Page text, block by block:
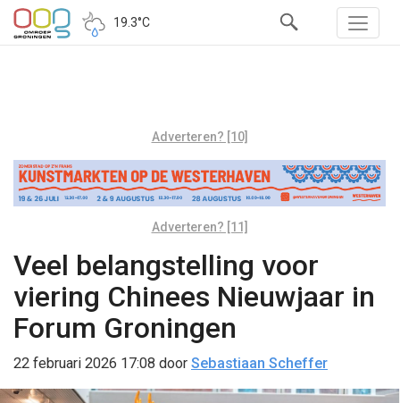
19.3°C
Adverteren? [10]
Adverteren? [11]
Veel belangstelling voor
viering Chinees Nieuwjaar in
Forum Groningen
22 februari 2026 17:08 door Sebastiaan Scheffer